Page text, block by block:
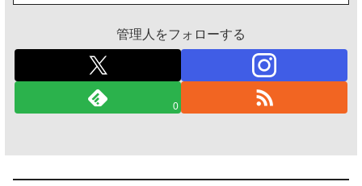
管理人をフォローする
0